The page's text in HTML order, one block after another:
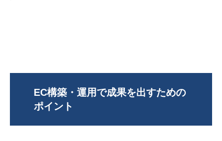
EC構築・運用で成果を出すための
ポイント